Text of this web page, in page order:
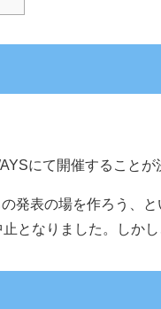
にて開催することが
発表の場を作ろう、
となりました。しかし